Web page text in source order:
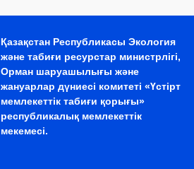
Қазақстан Республикасы Экология
және табиғи ресурстар министрлігі,
Орман шаруашылығы және
жануарлар дүниесі комитеті «Үстірт
мемлекеттік табиғи қорығы»
республикалық мемлекеттік
мекемесі.